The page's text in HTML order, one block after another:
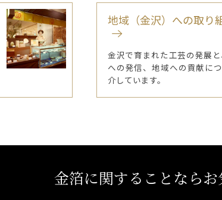
地域（金沢）への取り
金沢で育まれた工芸の発展
への発信、地域への貢献に
介しています。
金箔に関することなら